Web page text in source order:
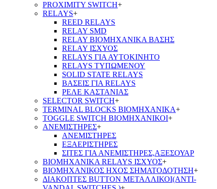
PROXIMITY SWITCH+
RELAYS+
REED RELAYS
RELAY SMD
RELAY ΒΙΟΜΗΧΑΝΙΚΑ ΒΑΣΗΣ
RELAY ΙΣΧΥΟΣ
RELAYS ΓΙΑ ΑΥΤΟΚΙΝΗΤΟ
RELAYS ΤΥΠΩΜΕΝΟΥ
SOLID STATE RELAYS
ΒΑΣΕΙΣ ΓΙΑ RELAYS
ΡΕΛΕ ΚΑΣΤΑΝΙΑΣ
SELECTOR SWITCH+
TERMINAL BLOCKS ΒΙΟΜΗΧΑΝΙΚΑ+
TOGGLE SWITCH ΒΙΟΜΗΧΑΝΙΚΟΙ+
ΑΝΕΜΙΣΤΗΡΕΣ+
ΑΝΕΜΙΣΤΗΡΕΣ
ΕΞΑΕΡΙΣΤΗΡΕΣ
ΣΙΤΕΣ ΓΙΑ ΑΝΕΜΙΣΤΗΡΕΣ,ΑΞΕΣΟΥΑΡ
ΒΙΟΜΗΧΑΝΙΚΑ RELAYS ΙΣΧΥΟΣ+
ΒΙΟΜΗΧΑΝΙΚΟΣ ΗΧΟΣ ΣΗΜΑΤΟΔΟΤΗΣΗ+
ΔΙΑΚΟΠΤΕΣ BUTTON ΜΕΤΑΛΛΙΚΟΙ(ANTI-